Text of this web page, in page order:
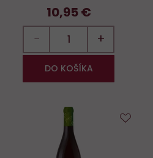
10,95 €
− +
DO KOŠÍKA